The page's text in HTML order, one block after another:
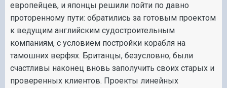
европейцев, и японцы решили пойти по давно
проторенному пути: обратились за готовым проектом
к ведущим английским судостроительным
компаниям, с условием постройки корабля на
тамошних верфях. Британцы, безусловно, были
счастливы наконец вновь заполучить своих старых и
проверенных клиентов. Проекты линейных